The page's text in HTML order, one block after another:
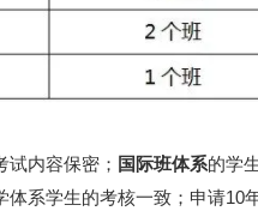
内容保密； 国际班体系的学
系学生的考核一致；申请10